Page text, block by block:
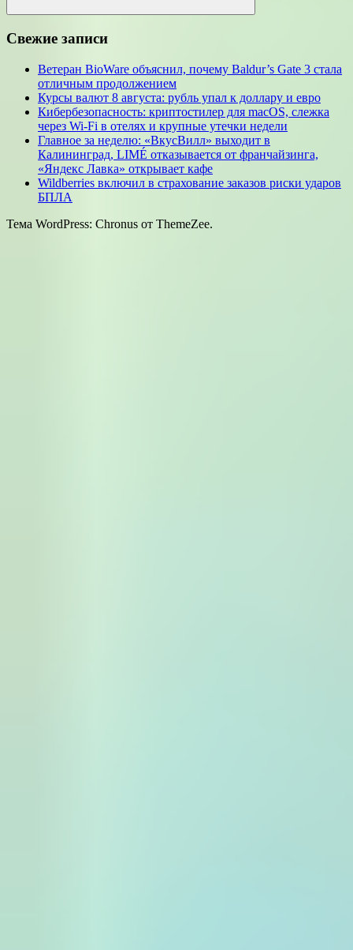
Поиск
Свежие записи
Ветеран BioWare объяснил, почему Baldur’s Gate 3 стала
отличным продолжением
Курсы валют 8 августа: рубль упал к доллару и евро
Кибербезопасность: криптостилер для macOS, слежка
через Wi-Fi в отелях и крупные утечки недели
Главное за неделю: «ВкусВилл» выходит в
Калининград, LIMÉ отказывается от франчайзинга,
«Яндекс Лавка» открывает кафе
Wildberries включил в страхование заказов риски ударов
БПЛА
Тема WordPress: Chronus от ThemeZee.